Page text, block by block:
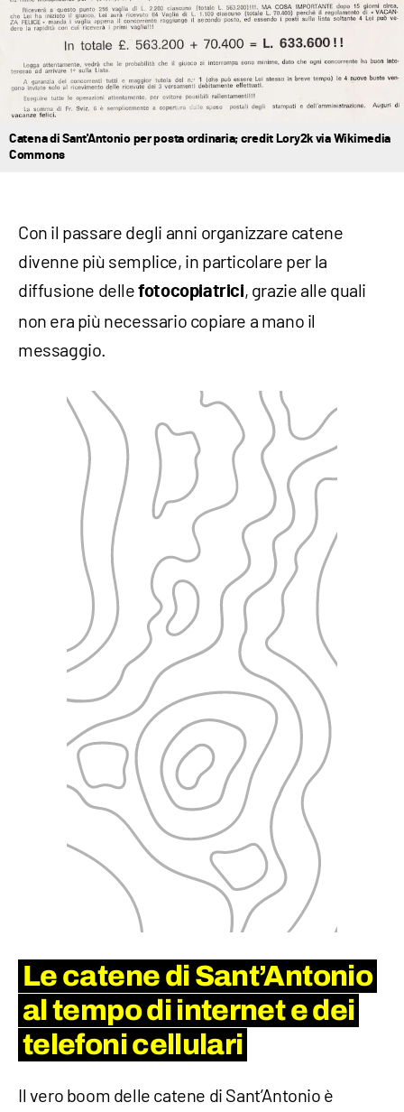
Catena di Sant'Antonio per posta ordinaria; credit Lory2k via Wikimedia
Commons
Con il passare degli anni organizzare catene
divenne più semplice, in particolare per la
diffusione dellefotocopiatrici, grazie alle quali
non era più necessario copiare a mano il
messaggio.
Le catene di Sant’Antonio
al tempo di internet e dei
telefoni cellulari
Il vero boom delle catene di Sant’Antonio è